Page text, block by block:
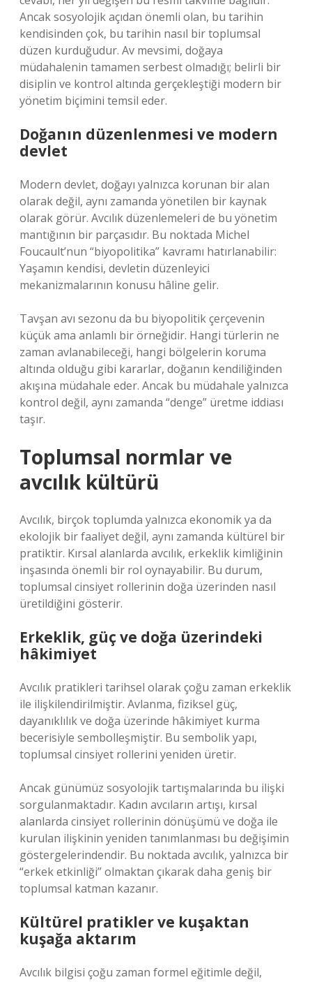
Ancak sosyolojik açıdan önemli olan, bu tarihin
kendisinden çok, bu tarihin nasıl bir toplumsal
düzen kurduğudur. Av mevsimi, doğaya
müdahalenin tamamen serbest olmadığı; belirli bir
disiplin ve kontrol altında gerçekleştiği modern bir
yönetim biçimini temsil eder.
Doğanın düzenlenmesi ve modern
devlet
Modern devlet, doğayı yalnızca korunan bir alan
olarak değil, aynı zamanda yönetilen bir kaynak
olarak görür. Avcılık düzenlemeleri de bu yönetim
mantığının bir parçasıdır. Bu noktada Michel
Foucault’nun “biyopolitika” kavramı hatırlanabilir:
Yaşamın kendisi, devletin düzenleyici
mekanizmalarının konusu hâline gelir.
Tavşan avı sezonu da bu biyopolitik çerçevenin
küçük ama anlamlı bir örneğidir. Hangi türlerin ne
zaman avlanabileceği, hangi bölgelerin koruma
altında olduğu gibi kararlar, doğanın kendiliğinden
akışına müdahale eder. Ancak bu müdahale yalnızca
kontrol değil, aynı zamanda “denge” üretme iddiası
taşır.
Toplumsal normlar ve
avcılık kültürü
Avcılık, birçok toplumda yalnızca ekonomik ya da
ekolojik bir faaliyet değil, aynı zamanda kültürel bir
pratiktir. Kırsal alanlarda avcılık, erkeklik kimliğinin
inşasında önemli bir rol oynayabilir. Bu durum,
toplumsal cinsiyet rollerinin doğa üzerinden nasıl
üretildiğini gösterir.
Erkeklik, güç ve doğa üzerindeki
hâkimiyet
Avcılık pratikleri tarihsel olarak çoğu zaman erkeklik
ile ilişkilendirilmiştir. Avlanma, fiziksel güç,
dayanıklılık ve doğa üzerinde hâkimiyet kurma
becerisiyle sembolleşmiştir. Bu sembolik yapı,
toplumsal cinsiyet rollerini yeniden üretir.
Ancak günümüz sosyolojik tartışmalarında bu ilişki
sorgulanmaktadır. Kadın avcıların artışı, kırsal
alanlarda cinsiyet rollerinin dönüşümü ve doğa ile
kurulan ilişkinin yeniden tanımlanması bu değişimin
göstergelerindendir. Bu noktada avcılık, yalnızca bir
“erkek etkinliği” olmaktan çıkarak daha geniş bir
toplumsal katman kazanır.
Kültürel pratikler ve kuşaktan
kuşağa aktarım
Avcılık bilgisi çoğu zaman formel eğitimle değil,